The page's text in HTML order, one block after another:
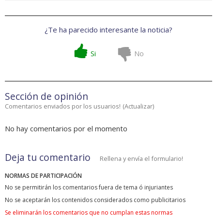
¿Te ha parecido interesante la noticia?
Si No
Sección de opinión
Comentarios enviados por los usuarios! (Actualizar)
No hay comentarios por el momento
Deja tu comentario Rellena y envía el formulario!
NORMAS DE PARTICIPACIÓN
No se permitirán los comentarios fuera de tema ó injuriantes
No se aceptarán los contenidos considerados como publicitarios
Se eliminarán los comentarios que no cumplan estas normas